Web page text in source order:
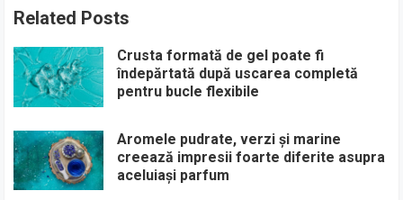
Related Posts
Crusta formată de gel poate fi
îndepărtată după uscarea completă
pentru bucle flexibile
Aromele pudrate, verzi și marine
creează impresii foarte diferite asupra
aceluiași parfum